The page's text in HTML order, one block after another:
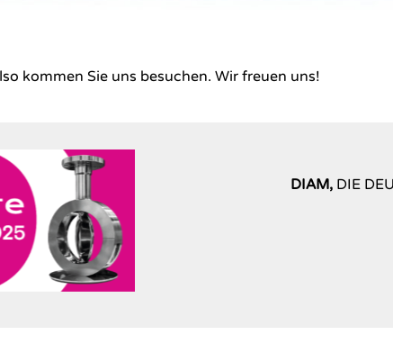
kommen Sie uns besuchen. Wir freuen uns!
DIAM, DIE